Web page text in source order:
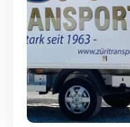
aufbewahrt